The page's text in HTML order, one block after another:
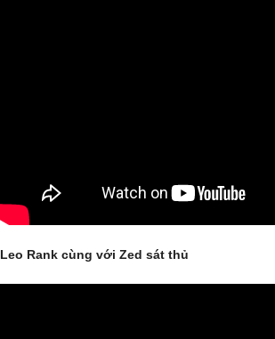
Leo Rank cùng với Zed sát thủ